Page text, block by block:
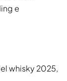
e
whisky 2025,